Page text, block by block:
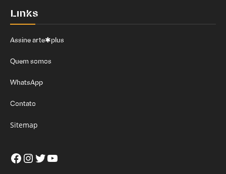
Links
Assine arte✱plus
Quem somos
WhatsApp
Contato
Sitemap
Facebook
Instagram
Twitter
Youtube